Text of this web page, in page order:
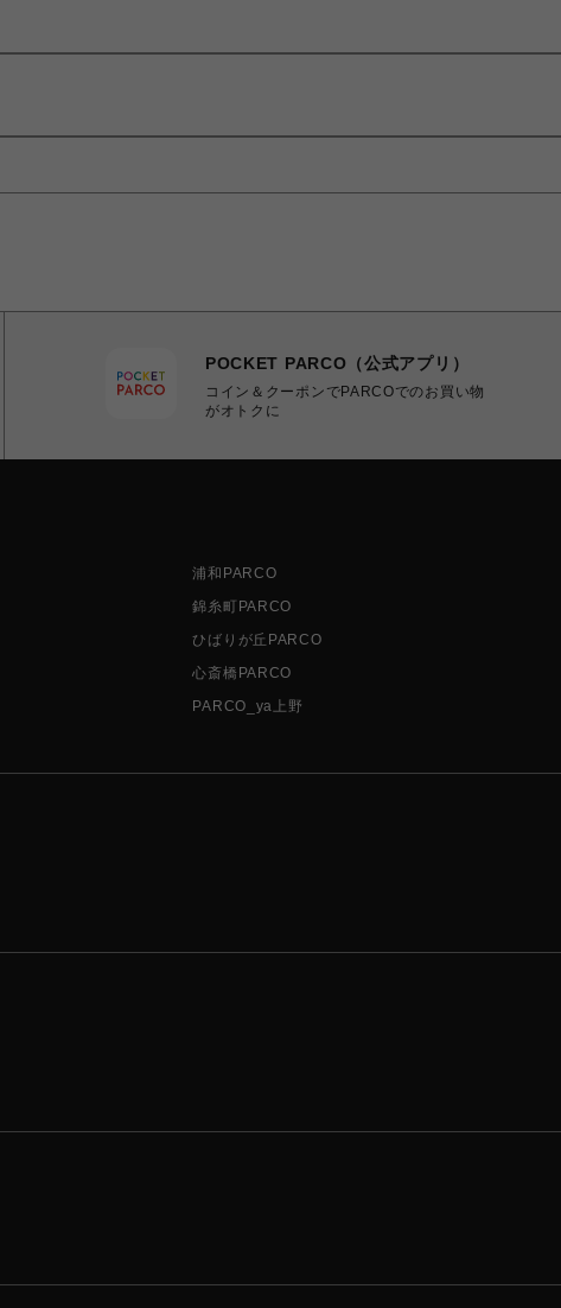
POCKET PARCO（公式アプリ）
コイン＆クーポンでPARCOでのお買い物
がオトクに
浦和PARCO
錦糸町PARCO
ひばりが丘PARCO
心斎橋PARCO
PARCO_ya上野